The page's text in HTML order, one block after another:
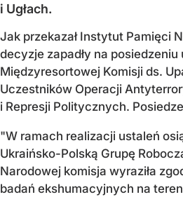
i Ugłach.
Jak przekazał Instytut Pamięci
decyzje zapadły na
Międzyresortowej Komisji ds.
Uczestników Operacji
i Represji Politycznych.
"W ramach realizacji ustaleń
Ukraińsko-Polską Grupę
Narodowej komisja wyraziła
badań ekshumacyjnych na